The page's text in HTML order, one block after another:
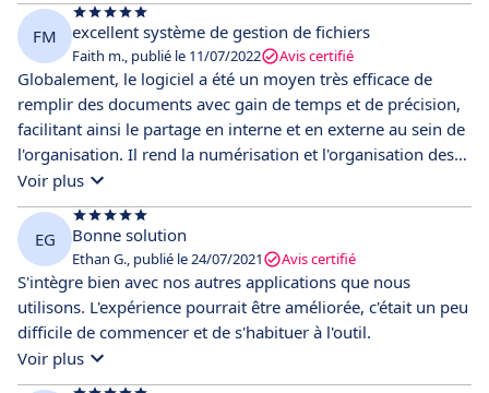
efficace. La recherche rapide me permet de tout retrouver
instantanément. Je suis content d'être passé sur Dokmee !
FM excellent système de gestion de fichiers
Faith m., publié le 11/07/2022 Avis certifié
Globalement, le logiciel a été un moyen très efficace de
remplir des documents avec gain de temps et de précision,
facilitant ainsi le partage en interne et en externe au sein de
l'organisation. Il rend la numérisation et l'organisation des
fichiers beaucoup plus facile. Une énorme pile de
documents qui doit être partagée à la fois en interne et en
externe peut être facilement classée, ce qui rend le
processus beaucoup plus facile et efficace. Le seul
inconvénient est qu'il peut représenter un défi pour les
personnes habituées aux méthodes traditionnelles de
remplissage de documents en termes d'adaptation.
Voir plus
EG Bonne solution
Ethan G., publié le 24/07/2021 Avis certifié
S'intègre bien avec nos autres applications que nous
utilisons. L'expérience pourrait être améliorée, c'était un peu
difficile de commencer et de s'habituer à l'outil.
Voir plus